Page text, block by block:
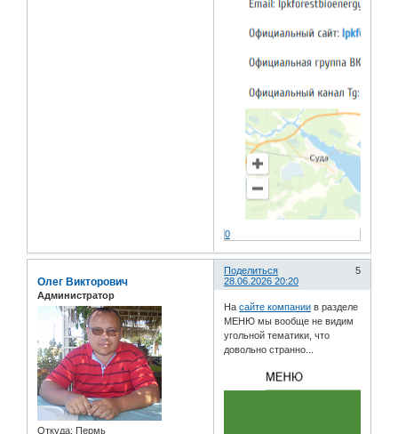
0
Поделиться
5
28.06.2026 20:20
Олег Викторович
Администратор
Откуда: Пермь
Насайте компании в разделе
МЕНЮ мы вообще не видим
угольной тематики, что
довольно странно...